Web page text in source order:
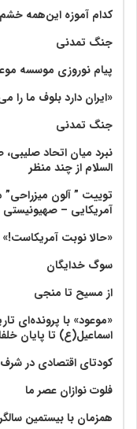
کدام آموزه این‌همه
جنگ تمدنی
پیام نوروزی موسسه
«ایران دارد بلوف ما را
جنگ تمدنی
نبرد میان اتحاد
السلام از چند منظر
توییت ” آلون
آمریکایی – صهیونیستی
«حالا نوبت آمریکاست!»
سوگ خدایگان
از مسیح تا منجی
«موعود» با پرونده‌ای
اسماعیل(ع) تا پایان
کودتای اقتصادی در
فلوت نوازان عصر ما
همزمان با بیستمین